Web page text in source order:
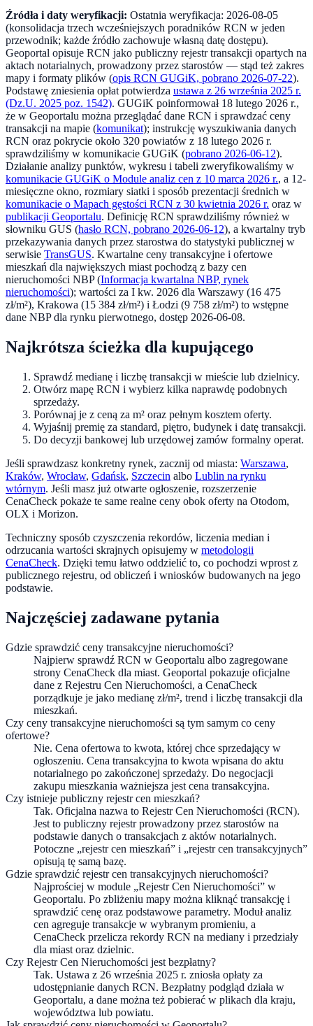
Źródła i daty weryfikacji: Ostatnia weryfikacja: 2026-08-05
(konsolidacja trzech wcześniejszych poradników RCN w jeden
przewodnik; każde źródło zachowuje własną datę dostępu).
Geoportal opisuje RCN jako publiczny rejestr transakcji opartych na
aktach notarialnych, prowadzony przez starostów — stąd też zakres
mapy i formaty plików (opis RCN GUGiK, pobrano 2026-07-22).
Podstawę zniesienia opłat potwierdza ustawa z 26 września 2025 r.
(Dz.U. 2025 poz. 1542). GUGiK poinformował 18 lutego 2026 r.,
że w Geoportalu można przeglądać dane RCN i sprawdzać ceny
transakcji na mapie (komunikat); instrukcję wyszukiwania danych
RCN oraz pokrycie około 320 powiatów z 18 lutego 2026 r.
sprawdziliśmy w komunikacie GUGiK (pobrano 2026-06-12).
Działanie analizy punktów, wykresu i tabeli zweryfikowaliśmy w
komunikacie GUGiK o Module analiz cen z 10 marca 2026 r., a 12-
miesięczne okno, rozmiary siatki i sposób prezentacji średnich w
komunikacie o Mapach gęstości RCN z 30 kwietnia 2026 r. oraz w
publikacji Geoportalu. Definicję RCN sprawdziliśmy również w
słowniku GUS (hasło RCN, pobrano 2026-06-12), a kwartalny tryb
przekazywania danych przez starostwa do statystyki publicznej w
serwisie TransGUS. Kwartalne ceny transakcyjne i ofertowe
mieszkań dla największych miast pochodzą z bazy cen
nieruchomości NBP (Informacja kwartalna NBP, rynek
nieruchomości); wartości za I kw. 2026 dla Warszawy (16 475
zł/m²), Krakowa (15 384 zł/m²) i Łodzi (9 758 zł/m²) to wstępne
dane NBP dla rynku pierwotnego, dostęp 2026-06-08.
Najkrótsza ścieżka dla kupującego
Sprawdź medianę i liczbę transakcji w mieście lub dzielnicy.
Otwórz mapę RCN i wybierz kilka naprawdę podobnych
sprzedaży.
Porównaj je z ceną za m² oraz pełnym kosztem oferty.
Wyjaśnij premię za standard, piętro, budynek i datę transakcji.
Do decyzji bankowej lub urzędowej zamów formalny operat.
Jeśli sprawdzasz konkretny rynek, zacznij od miasta: Warszawa,
Kraków, Wrocław, Gdańsk, Szczecin albo Lublin na rynku
wtórnym. Jeśli masz już otwarte ogłoszenie, rozszerzenie
CenaCheck pokaże te same realne ceny obok oferty na Otodom,
OLX i Morizon.
Techniczny sposób czyszczenia rekordów, liczenia median i
odrzucania wartości skrajnych opisujemy w metodologii
CenaCheck. Dzięki temu łatwo oddzielić to, co pochodzi wprost z
publicznego rejestru, od obliczeń i wniosków budowanych na jego
podstawie.
Najczęściej zadawane pytania
Gdzie sprawdzić ceny transakcyjne nieruchomości?
Najpierw sprawdź RCN w Geoportalu albo zagregowane
strony CenaCheck dla miast. Geoportal pokazuje oficjalne
dane z Rejestru Cen Nieruchomości, a CenaCheck
porządkuje je jako medianę zł/m², trend i liczbę transakcji dla
mieszkań.
Czy ceny transakcyjne nieruchomości są tym samym co ceny
ofertowe?
Nie. Cena ofertowa to kwota, której chce sprzedający w
ogłoszeniu. Cena transakcyjna to kwota wpisana do aktu
notarialnego po zakończonej sprzedaży. Do negocjacji
zakupu mieszkania ważniejsza jest cena transakcyjna.
Czy istnieje publiczny rejestr cen mieszkań?
Tak. Oficjalna nazwa to Rejestr Cen Nieruchomości (RCN).
Jest to publiczny rejestr prowadzony przez starostów na
podstawie danych o transakcjach z aktów notarialnych.
Potoczne „rejestr cen mieszkań” i „rejestr cen transakcyjnych”
opisują tę samą bazę.
Gdzie sprawdzić rejestr cen transakcyjnych nieruchomości?
Najprościej w module „Rejestr Cen Nieruchomości” w
Geoportalu. Po zbliżeniu mapy można kliknąć transakcję i
sprawdzić cenę oraz podstawowe parametry. Moduł analiz
cen agreguje transakcje w wybranym promieniu, a
CenaCheck przelicza rekordy RCN na mediany i przedziały
dla miast oraz dzielnic.
Czy Rejestr Cen Nieruchomości jest bezpłatny?
Tak. Ustawa z 26 września 2025 r. zniosła opłaty za
udostępnianie danych RCN. Bezpłatny podgląd działa w
Geoportalu, a dane można też pobierać w plikach dla kraju,
województwa lub powiatu.